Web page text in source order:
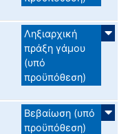
Ληξιαρχική
πράξη γάμου
(υπό
προϋπόθεση)
Βεβαίωση (υπό
προϋπόθεση)